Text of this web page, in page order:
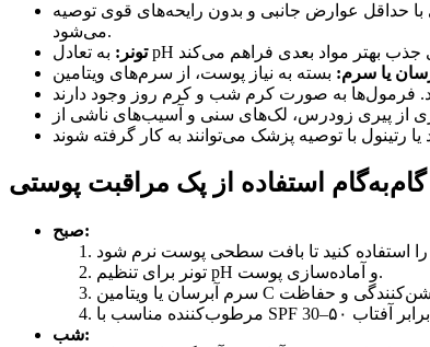
حداقل عوارض جانبی و بدون رایحه‌های قوی توصیه
می‌شود.
تونر:
یا سرم:
استفاده از پک مراقبت پوستی
صبح:
تونر برای تنظیم pH و آماده‌سازی پوست.
شب: